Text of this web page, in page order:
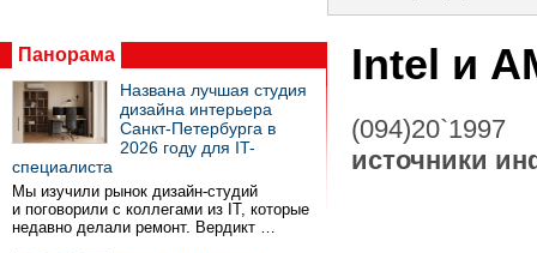
Панорама
Названа лучшая студия
дизайна интерьера
Санкт-Петербурга в
2026 году для IT-
специалиста
Мы изучили рынок дизайн-студий
и поговорили с коллегами из IT, которые
недавно делали ремонт. Вердикт …
Intel и
(094)20`1997
источники